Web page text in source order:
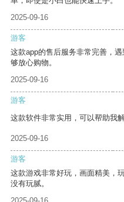
2025-09-16
游客
这款app的售后服务非常完善，
够放心购物。
2025-09-16
游客
这款软件非常实用，可以帮助我
2025-09-16
游客
这款游戏非常好玩，画面精美，
没有玩腻。